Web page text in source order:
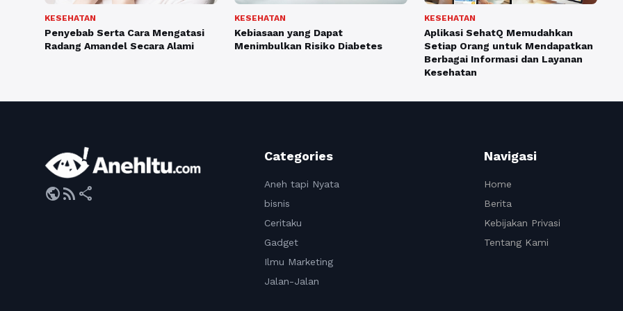
KESEHATAN
Penyebab Serta Cara Mengatasi
Radang Amandel Secara Alami
KESEHATAN
Kebiasaan yang Dapat
Menimbulkan Risiko Diabetes
KESEHATAN
Aplikasi SehatQ Memudahkan
Setiap Orang untuk Mendapatkan
Berbagai Informasi dan Layanan
Kesehatan
publicrss_feed share
Categories
Aneh tapi Nyata
bisnis
Ceritaku
Gadget
Ilmu Marketing
Jalan-Jalan
Navigasi
Home
Berita
Kebijakan Privasi
Tentang Kami